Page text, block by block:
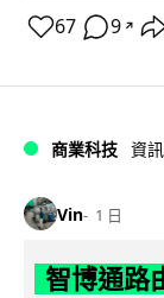
67 9 ↗
商業科技 資
Vin 1 日
智博通路